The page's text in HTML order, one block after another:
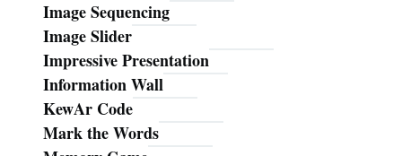
Image Sequencing
Image Slider
Impressive Presentation
Information Wall
KewAr Code
Mark the Words